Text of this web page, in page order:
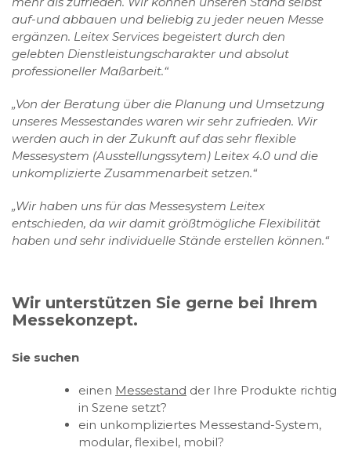
auf-und abbauen und beliebig zu jeder neuen Messe
ergänzen. Leitex Services begeistert durch den
gelebten Dienstleistungscharakter und absolut
professioneller Maßarbeit.“
„Von der Beratung über die Planung und Umsetzung
unseres Messestandes waren wir sehr zufrieden. Wir
werden auch in der Zukunft auf das sehr flexible
Messesystem (Ausstellungssytem) Leitex 4.0 und die
unkomplizierte Zusammenarbeit setzen.“
„Wir haben uns für das Messesystem Leitex
entschieden, da wir damit größtmögliche Flexibilität
haben und sehr individuelle Stände erstellen können.“
Wir unterstützen Sie gerne bei Ihrem
Messekonzept.
Sie suchen
einen Messestand der Ihre Produkte richtig
in Szene setzt?
ein unkompliziertes Messestand-System,
modular, flexibel, mobil?